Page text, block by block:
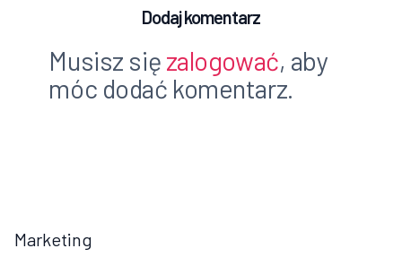
Dodaj komentarz
Musisz się zalogować, aby
móc dodać komentarz.
Marketing